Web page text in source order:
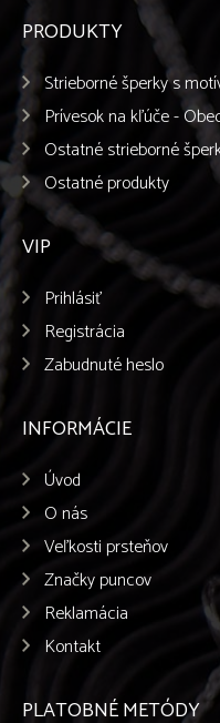
PRODUKTY
Strieborné šperky s
Prívesok na kľúče -
Ostatné strieborné
Ostatné produkty
VIP
Prihlásiť
Registrácia
Zabudnuté heslo
INFORMÁCIE
Úvod
O nás
Veľkosti prsteňov
Značky puncov
Reklamácia
Kontakt
PLATOBNÉ METÓDY